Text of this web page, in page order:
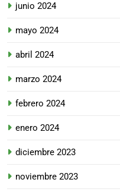
junio 2024
mayo 2024
abril 2024
marzo 2024
febrero 2024
enero 2024
diciembre 2023
noviembre 2023